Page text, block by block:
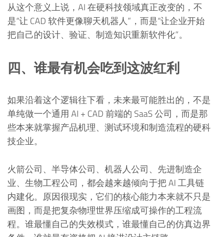
从这个意义上说，AI 在硬科技领域真正改变的，不
是“让 CAD 软件更像聊天机器人”，而是“让企业开始
把自己的设计、验证、制造知识重新软件化”。
四、谁最有机会吃到这波红利
如果沿着这个逻辑往下看，未来最可能胜出的，不是
单纯做一个通用 AI + CAD 前端的 SaaS 公司，而是那
些本来就掌握产品机理、测试环境和制造流程的硬科
技企业。
火箭公司、半导体公司、机器人公司、先进制造企
业、生物工程公司，都会越来越倾向于把 AI 工具链
内建化。原因很现实，它们的核心能力本来就不只是
画图，而是把复杂物理世界压缩成可操作的工程流
程。谁最懂自己的失效模式，谁最懂自己的仿真边界